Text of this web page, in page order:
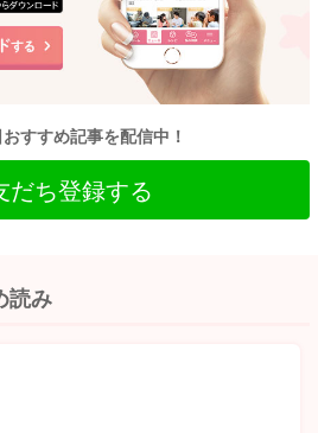
すすめ記事を配信中！
だち登録する
読み